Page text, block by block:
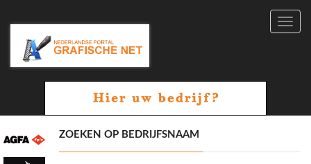
ZOEKEN OP BEDRIJFSNAAM